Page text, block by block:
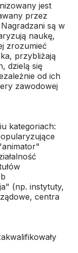
jest
przez
są w
naukę,
zrozumieć
przybliżają
dzielą się
od ich
zawodowej
kategoriach:
(np. instytuty,
centra